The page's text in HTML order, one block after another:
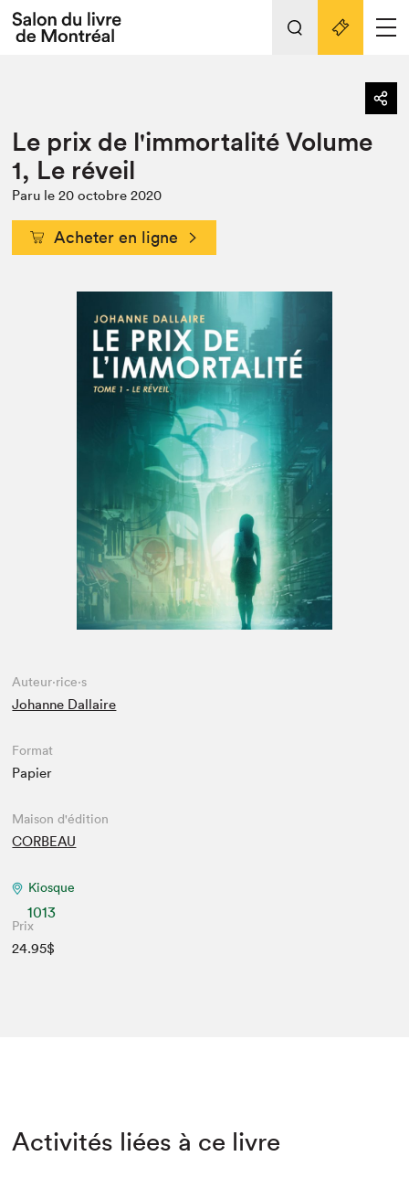
Espace médias
Espace exposant⋅e⋅s
Espace enseignant·e·s
Actualités
Nos activités
Édition 2022
Planifier sa visite
Nous connaître
Projets partenaires 2022
Liens pratiques
Le prix de l'immortalité Volume
1, Le réveil
Paru le 20 octobre 2020
Acheter en ligne
Auteur·rice·s
Johanne Dallaire
Format
Papier
Maison d'édition
CORBEAU
Kiosque
1013
Prix
24.95$
Activités liées à ce livre